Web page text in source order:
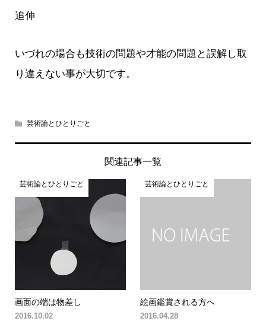
追伸
いづれの場合も技術の問題や才能の問題と誤解し取
り違えない事が大切です。
芸術論とひとりごと
関連記事一覧
芸術論とひとりごと
画面の端は物差し
2016.10.02
芸術論とひとりごと
絵画鑑賞される方へ
2016.04.28